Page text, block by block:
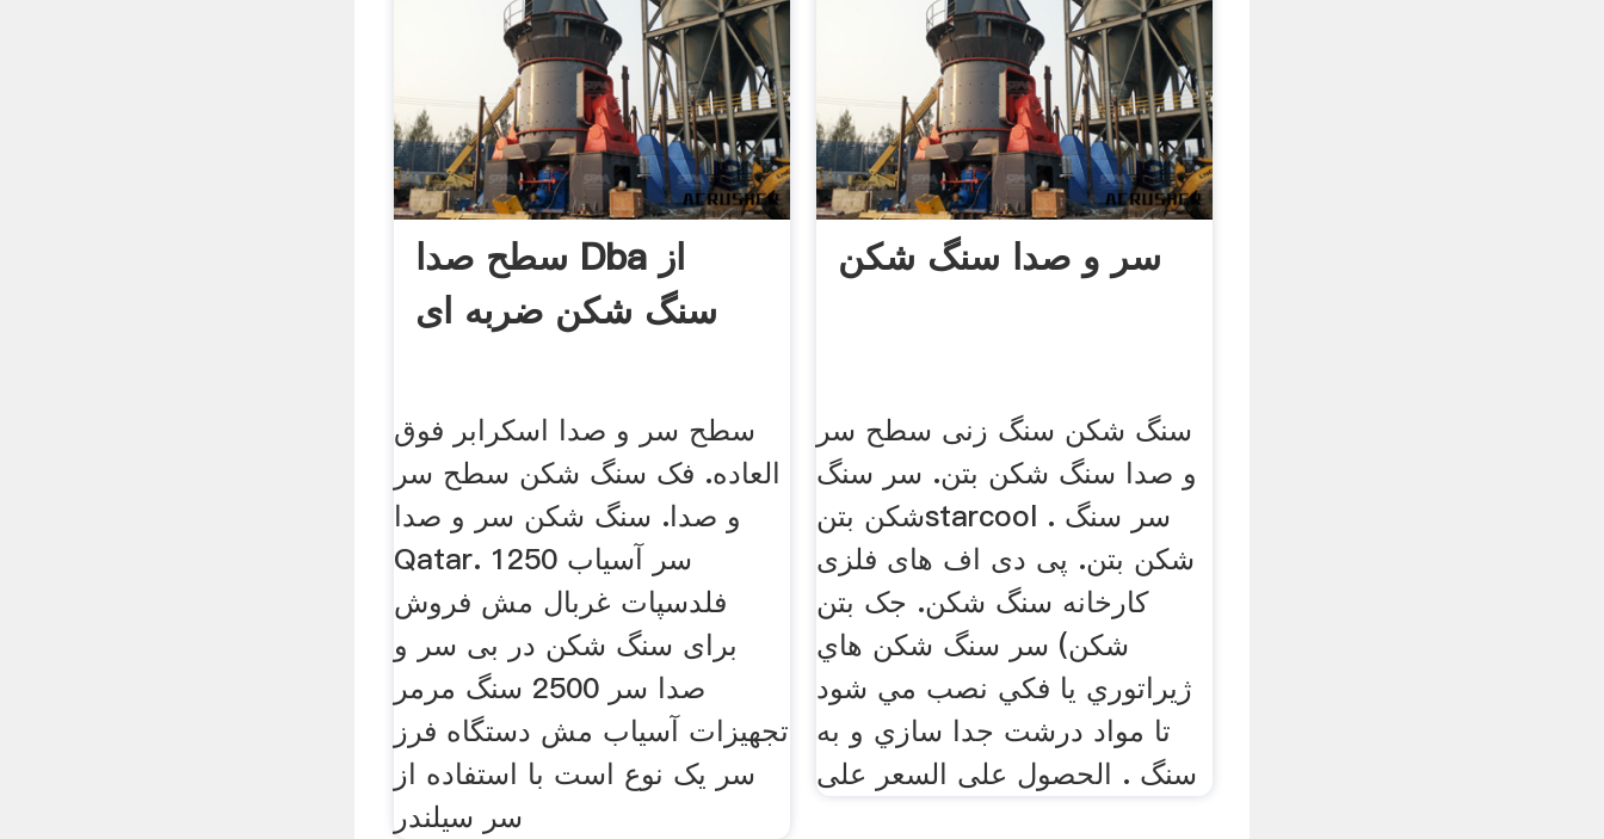
سطح صدا Dba از
سنگ شکن ضربه ای
سطح سر و صدا اسکرابر فوق
العاده. فک سنگ شکن سطح سر
و صدا. سنگ شکن سر و صدا
Qatar. 1250 سر آسیاب
فلدسپات غربال مش فروش
برای سنگ شکن در بی سر و
صدا سر 2500 سنگ مرمر
تجهیزات آسیاب مش دستگاه فرز
سر یک نوع است با استفاده از
سر سیلندر
سر و صدا سنگ شکن
سنگ شکن سنگ زنی سطح سر
و صدا سنگ شکن بتن. سر سنگ
شکن بتنstarcool . سر سنگ
شکن بتن. پی دی اف های فلزی
کارخانه سنگ شکن. جک بتن
شکن) سر سنگ شکن هاي
ژیراتوري یا فکي نصب مي شود
تا مواد درشت جدا سازي و به
سنگ . الحصول على السعر على